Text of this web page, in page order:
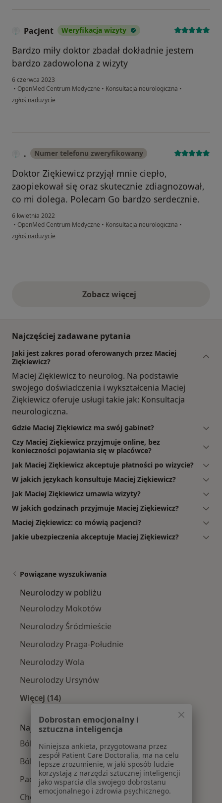
Pacjent Weryfikacja wizyty
Bardzo miły doktor zbadał dokładnie jestem
bardzo zadowolona z wizyty
6 czerwca 2023
• OpenMed Centrum Medyczne • Konsultacja neurologiczna •
w opinii użytkownika Pacjent
zgłoś nadużycie
. Numer telefonu zweryfikowany
Doktor Ziękiewicz przyjął mnie ciepło,
zaopiekował się oraz skutecznie zdiagnozował,
co mi dolega. Polecam Go bardzo serdecznie.
6 kwietnia 2022
• OpenMed Centrum Medyczne • Konsultacja neurologiczna •
w opinii użytkownika .
zgłoś nadużycie
Zobacz więcejopinie powyżej
Najczęściej zadawane pytania
Jaki jest zakres porad oferowanych przez Maciej
Ziękiewicz?
Maciej Ziękiewicz to neurolog. Na podstawie
swojego doświadczenia i wykształcenia Maciej
Ziękiewicz oferuje usługi takie jak: Konsultacja
neurologiczna.
Gdzie Maciej Ziękiewicz ma swój gabinet?
Czy Maciej Ziękiewicz przyjmuje online, bez
konieczności pojawiania się w placówce?
Jak Maciej Ziękiewicz akceptuje płatności po wizycie?
W jakich językach konsultuje Maciej Ziękiewicz?
Jak Maciej Ziękiewicz umawia wizyty?
W jakich godzinach przyjmuje Maciej Ziękiewicz?
Maciej Ziękiewicz: co mówią pacjenci?
Jakie ubezpieczenia akceptuje Maciej Ziękiewicz?
Powiązane wyszukiwania
Neurolodzy w pobliżu
Neurolodzy Mokotów
Neurolodzy Śródmieście
Neurolodzy Praga-Południe
Neurolodzy Wola
Neurolodzy Ursynów
Więcej (14)
Najczęście leczone choroby
Bóle głowy w Warszawie
Bóle kręgosłupa w Warszawie
Padaczka w Warszawie
Choroba Parkinsona w Warszawie
Dobrostan emocjonalny i
sztuczna inteligencja
Niniejsza ankieta, przygotowana przez
zespół Patient Care Doctoralia, ma na celu
lepsze zrozumienie, w jaki sposób ludzie
korzystają z narzędzi sztucznej inteligencji
jako wsparcia dla swojego dobrostanu
emocjonalnego i zdrowia psychicznego.